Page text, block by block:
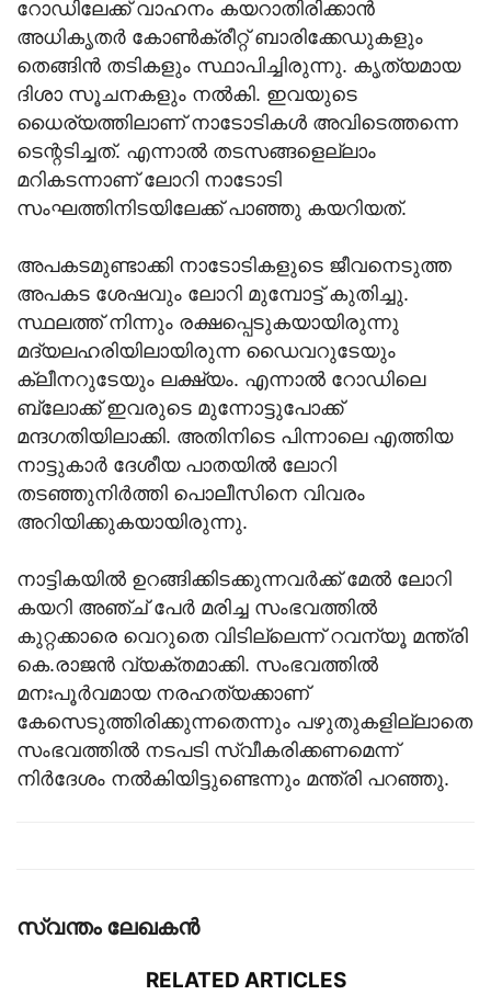
റോഡിലേക്ക് വാഹനം കയറാതിരിക്കാൻ
അധികൃതർ കോൺക്രീറ്റ് ബാരിക്കേഡുകളും
തെങ്ങിൻ തടികളും സ്ഥാപിച്ചിരുന്നു. കൃത്യമായ
ദിശാ സൂചനകളും നൽകി. ഇവയുടെ
ധൈര്യത്തിലാണ് നാടോടികൾ അവിടെത്തന്നെ
ടെന്റടിച്ചത്. എന്നാൽ തടസങ്ങളെല്ലാം
മറികടന്നാണ് ലോറി നാടോടി
സംഘത്തിനിടയിലേക്ക് പാഞ്ഞു കയറിയത്.
അപകടമുണ്ടാക്കി നാടോടികളുടെ ജീവനെടുത്ത
അപകട ശേഷവും ലോറി മുമ്പോട്ട് കുതിച്ചു.
സ്ഥലത്ത് നിന്നും രക്ഷപ്പെടുകയായിരുന്നു
മദ്യലഹരിയിലായിരുന്ന ഡൈവറുടേയും
ക്ലീനറുടേയും ലക്ഷ്യം. എന്നാൽ റോഡിലെ
ബ്ലോക്ക് ഇവരുടെ മുന്നോട്ടുപോക്ക്
മന്ദഗതിയിലാക്കി. അതിനിടെ പിന്നാലെ എത്തിയ
നാട്ടുകാർ ദേശീയ പാതയിൽ ലോറി
തടഞ്ഞുനിർത്തി പൊലീസിനെ വിവരം
അറിയിക്കുകയായിരുന്നു.
നാട്ടികയിൽ ഉറങ്ങിക്കിടക്കുന്നവർക്ക് മേൽ ലോറി
കയറി അഞ്ച് പേർ മരിച്ച സംഭവത്തിൽ
കുറ്റക്കാരെ വെറുതെ വിടില്ലെന്ന് റവന്യൂ മന്ത്രി
കെ.രാജൻ വ്യക്തമാക്കി. സംഭവത്തിൽ
മനഃപൂർവമായ നരഹത്യക്കാണ്
കേസെടുത്തിരിക്കുന്നതെന്നും പഴുതുകളില്ലാതെ
സംഭവത്തിൽ നടപടി സ്വീകരിക്കണമെന്ന്
നിർദേശം നൽകിയിട്ടുണ്ടെന്നും മന്ത്രി പറഞ്ഞു.
സ്വന്തം ലേഖകന്‍
RELATED ARTICLES